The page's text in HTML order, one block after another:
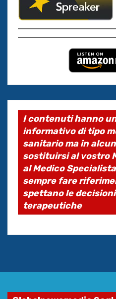
I contenuti hanno
informativo di tipo
sanitario ma in
sostituirsi al vostro
al Medico
sempre fare
spettano le
terapeutiche